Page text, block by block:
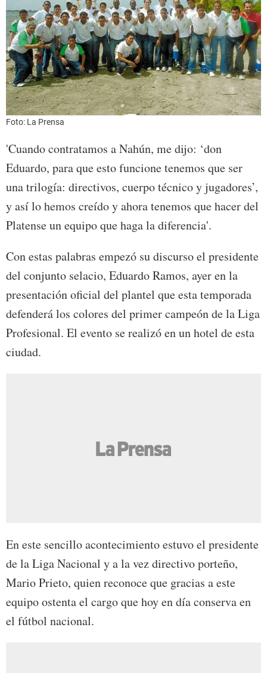
Foto: La Prensa
'Cuando contratamos a Nahún, me dijo: ‘don
Eduardo, para que esto funcione tenemos que ser
una trilogía: directivos, cuerpo técnico y jugadores’,
y así lo hemos creído y ahora tenemos que hacer del
Platense un equipo que haga la diferencia'.
Con estas palabras empezó su discurso el presidente
del conjunto selacio, Eduardo Ramos, ayer en la
presentación oficial del plantel que esta temporada
defenderá los colores del primer campeón de la Liga
Profesional. El evento se realizó en un hotel de esta
ciudad.
En este sencillo acontecimiento estuvo el presidente
de la Liga Nacional y a la vez directivo porteño,
Mario Prieto, quien reconoce que gracias a este
equipo ostenta el cargo que hoy en día conserva en
el fútbol nacional.